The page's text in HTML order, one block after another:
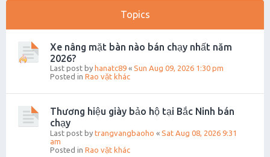
Topics
Xe nâng mặt bàn nào bán chạy nhất năm
2026?
Last post by hanatc89 « Sun Aug 09, 2026 1:30 pm
Posted in Rao vặt khác
Thương hiệu giày bảo hộ tại Bắc Ninh bán
chạy
Last post by trangvangbaoho « Sat Aug 08, 2026 9:31
am
Posted in Rao vặt khác